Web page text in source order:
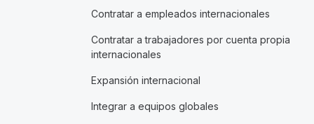
Contratar a empleados internacionales
Contratar a trabajadores por cuenta propia
internacionales
Expansión internacional
Integrar a equipos globales